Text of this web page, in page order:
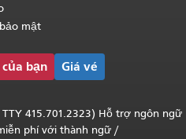
mật
bạn Giá vé
TTY 415.701.2323) Hỗ trợ ngôn ngữ
phí với thành ngữ /